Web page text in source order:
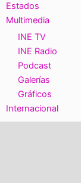
Estados
Multimedia
INE TV
INE Radio
Podcast
Galerías
Gráficos
Internacional